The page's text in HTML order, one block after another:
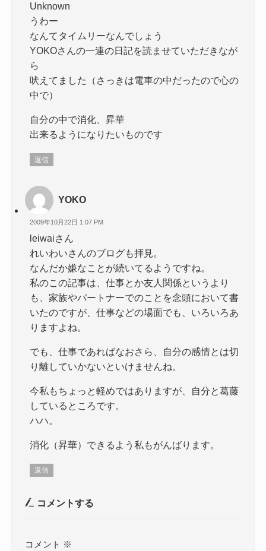
Unknown
うわー
なんてタイムリーなんでしょう
YOKOさんの一連の日記を読ませていただきなが
ら
吠えてました（さっきは電車の中だったので心の
中で）
自分の中で消化、昇華
出来るようになりたいものです
返信
YOKO
2009年10月22日 1:07 PM
leiwaiさん
れいわいさんのブログも拝見。
なんだか嫌なことが続いてるようですね。
私のこの記事は、仕事とか友人関係というより
も、家族やパートナーでのことを念頭において書
いたのですが、仕事などの場面でも、いろいろあ
りますよね。
でも、仕事であればなおさら、自分の感情とは切
り離していかないといけませんね。
今私もちょっと軽めではありますが、自分と葛藤
しているところです。
ハハ。
消化（昇華）できるよう私もがんばります。
返信
コメントする
コメント ※